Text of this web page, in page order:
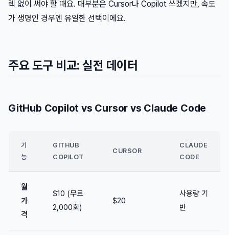
렉 없이 써야 할 때요. 대부분은 Cursor나 Copilot 쓰겠지만, 속도
가 생명인 경우엔 유일한 선택이에요.
주요 도구 비교: 실전 데이터
GitHub Copilot vs Cursor vs Claude Code
기
능
GITHUB
COPILOT
CURSOR
CLAUDE
CODE
월
가
격
$10 (무료
2,000회)
$20
사용량 기
반